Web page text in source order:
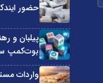
حضور
پیلبان و
بوت‌کمپ
واردات